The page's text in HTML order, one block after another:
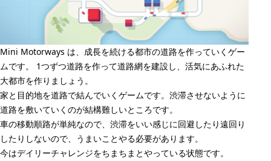
Mini Motorways は、成長を続ける都市の道路を作っていくゲー
ムです。 1つずつ道路を作って道路網を建設し、活気にあふれた
大都市を作りましょう。
家と目的地を道路で結んでいくゲームです。渋滞させないように
道路を敷いていくのが結構難しいところです。
車の移動順路が単純なので、渋滞をいい感じに回避したり遠回り
したりしないので、うまいことやる必要があります。
今はデイリーチャレンジをちまちまとやっている状態です。